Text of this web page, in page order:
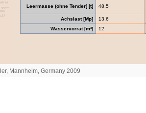
Leermasse (ohne Tender] [t] 48.5
Achslast [Mp]
13.6
Wasservorrat [m³]
12
Mannheim, Germany 2009